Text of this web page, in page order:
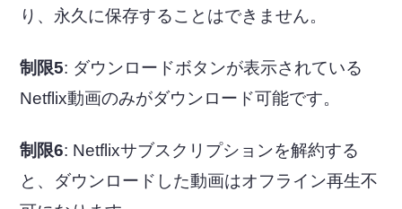
り、永久に保存することはできません。
制限5: ダウンロードボタンが表示されている
Netflix動画のみがダウンロード可能です。
制限6: Netflixサブスクリプションを解約する
と、ダウンロードした動画はオフライン再生不